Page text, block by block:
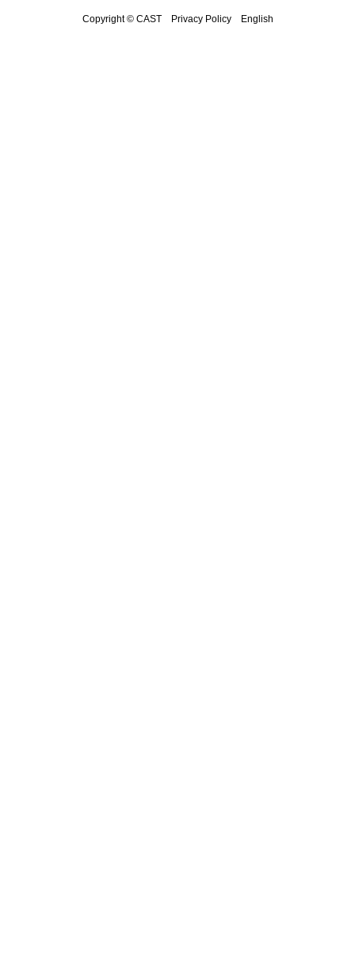
Copyright © CAST Privacy Policy English